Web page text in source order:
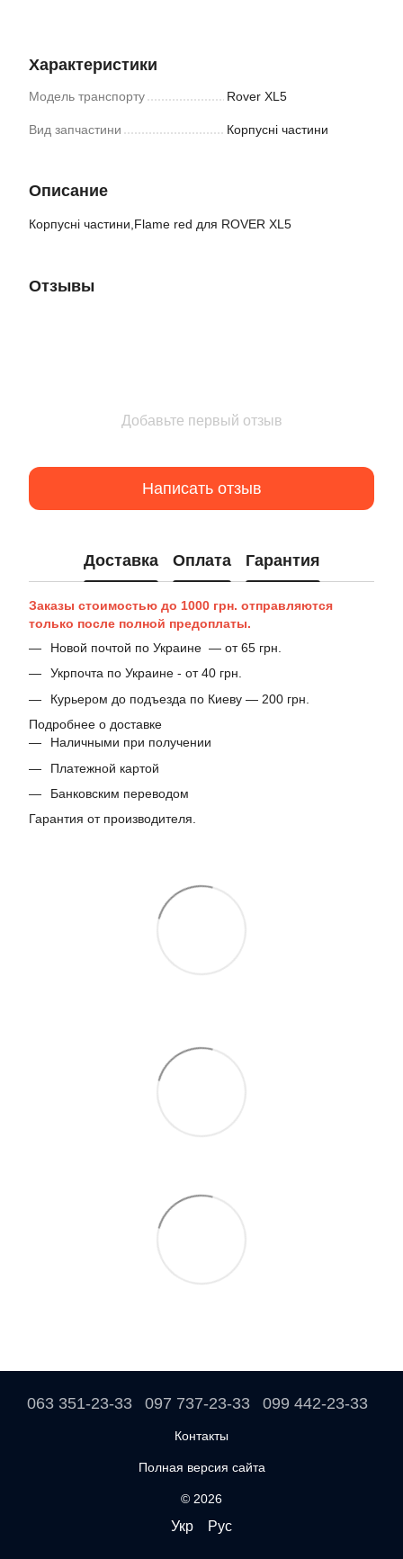
Характеристики
Модель транспорту Rover XL5
Вид запчастини Корпусні частини
Описание
Корпусні частини,Flame red для ROVER XL5
Отзывы
Добавьте первый отзыв
Написать отзыв
Доставка Оплата Гарантия
Заказы стоимостью до 1000 грн. отправляются
только после полной предоплаты.
Новой почтой по Украине — от 65 грн.
Укрпочта по Украине - от 40 грн.
Курьером до подъезда по Киеву — 200 грн.
Подробнее о доставке
Наличными при получении
Платежной картой
Банковским переводом
Гарантия от производителя.
063 351-23-33 097 737-23-33 099 442-23-33
Контакты
Полная версия сайта
© 2026
Укр Рус